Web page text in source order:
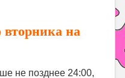
вторника на
не позднее 24:00,